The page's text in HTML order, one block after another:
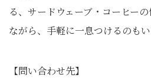
る、サードウェーブ・コーヒー
ながら、手軽に一息つけるのもい
【問い合わせ先】